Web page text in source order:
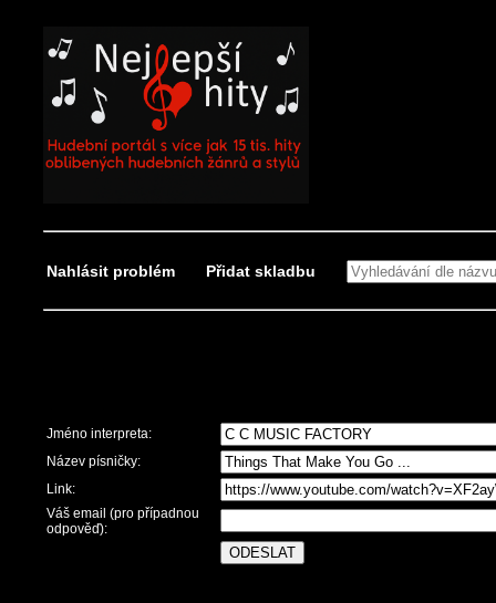
Nahlásit problém Přidat skladbu
Jméno interpreta:
Název písničky:
Link:
Váš email (pro případnou
odpověď):